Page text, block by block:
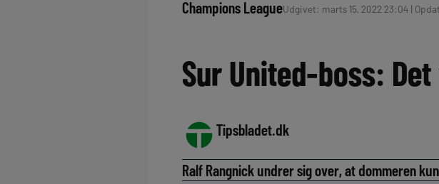
Champions LeagueUdgivet: marts 15, 2022 23:04 |
Sur United-boss:
Tipsbladet.dk
Ralf Rangnick undrer sig over, at dommeren